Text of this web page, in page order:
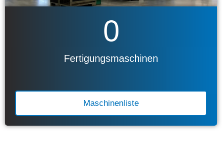
Fertigungsmaschinen
0
Maschinenliste